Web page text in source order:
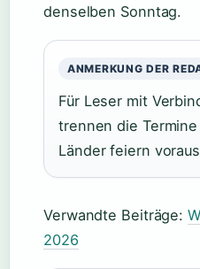
denselben Sonntag.
ANMERKUNG DER
Für Leser mit
trennen die
Länder feiern
Verwandte Beiträge:
2026